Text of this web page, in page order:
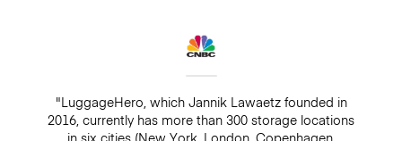
"LuggageHero, which Jannik Lawaetz founded in
2016, currently has more than 300 storage locations
in six cities (New York, London, Copenhagen,